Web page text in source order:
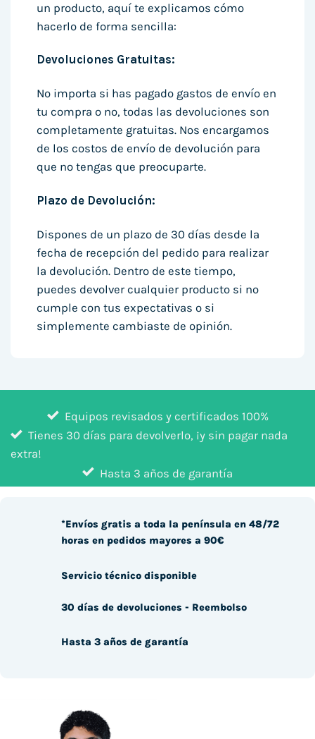
un producto, aquí te explicamos cómo
hacerlo de forma sencilla:
Devoluciones Gratuitas:
No importa si has pagado gastos de envío en
tu compra o no, todas las devoluciones son
completamente gratuitas. Nos encargamos
de los costos de envío de devolución para
que no tengas que preocuparte.
Plazo de Devolución:
Dispones de un plazo de 30 días desde la
fecha de recepción del pedido para realizar
la devolución. Dentro de este tiempo,
puedes devolver cualquier producto si no
cumple con tus expectativas o si
simplemente cambiaste de opinión.
Equipos revisados y certificados 100%
Tienes 30 días para devolverlo, ¡y sin pagar nada
extra!
Hasta 3 años de garantía
*Envíos gratis a toda la península en 48/72
horas en pedidos mayores a 90€
Servicio técnico disponible
30 días de devoluciones - Reembolso
Hasta 3 años de garantía